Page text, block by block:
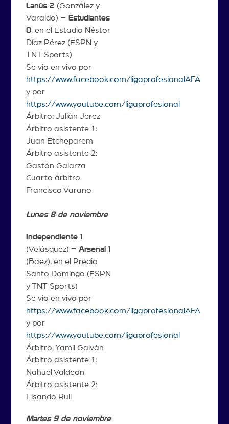
Lanús 2 (González y
Varaldo) – Estudiantes
0, en el Estadio Néstor
Díaz Pérez (ESPN y
TNT Sports)
Se vio en vivo por
https://www.facebook.com/ligaprofesionalAFA
y por
https://www.youtube.com/ligaprofesional
Árbitro: Julián Jerez
Árbitro asistente 1:
Juan Etcheparem
Árbitro asistente 2:
Gastón Galarza
Cuarto árbitro:
Francisco Varano
Lunes 8 de noviembre
Independiente 1
(Velásquez) – Arsenal 1
(Baez), en el Predio
Santo Domingo (ESPN
y TNT Sports)
Se vio en vivo por
https://www.facebook.com/ligaprofesionalAFA
y por
https://www.youtube.com/ligaprofesional
Árbitro: Yamil Galván
Árbitro asistente 1:
Nahuel Valdeon
Árbitro asistente 2:
Lisando Rull
Martes 9 de noviembre